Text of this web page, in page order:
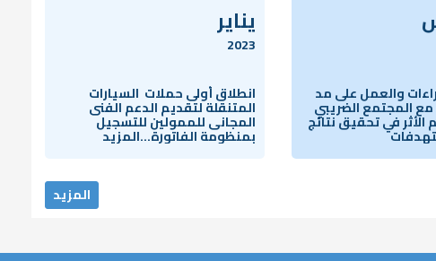
والعمل على مد
المجتمع الضريبي
في تحقيق نتائج
يناير
2023
انطلاق أولى حملات السيارات
المتنقلة لتقديم الدعم الفنى
المجانى للممولين للتسجيل
بمنظومة الفاتورة...المزيد
المزيد